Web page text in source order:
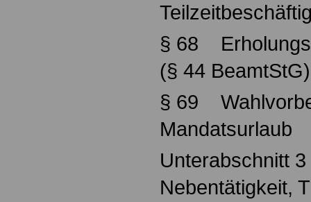
§ 68
(§ 44 BeamtStG)
§ 69
Mandatsurlaub
Unterabschnitt 3
Nebentätigkeit,